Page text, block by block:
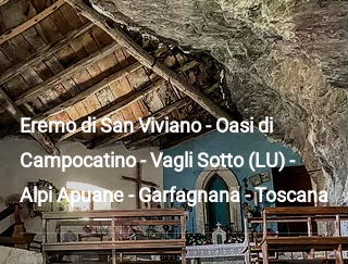
Eremo di San Viviano - Oasi di
Campocatino - Vagli Sotto (LU) -
Alpi Apuane - Garfagnana - Toscana